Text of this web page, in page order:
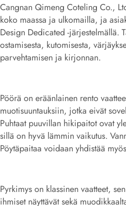
Cangnan Qimeng Coteling Co.,
koko maassa ja ulkomailla, ja
Design Dedicated -järjestelmällä.
ostamisesta, kutomisesta,
parvehtamisen ja kirjonnan.
Pöörä on eräänlainen rento
muotisuuntauksiin, jotka eivät
Puhtaat puuvillan hikipaitot ovat
sillä on hyvä lämmin vaikutus.
Pöytäpaitaa voidaan yhdistää
Pyrkimys on klassinen vaatteet,
ihmiset näyttävät sekä